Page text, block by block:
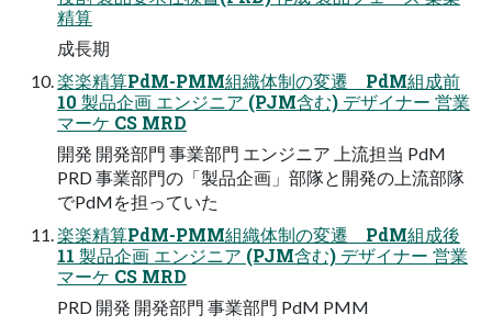
精算
成長期
楽楽精算PdM-PMM組織体制の変遷 PdM組成前
10 製品企画 エンジニア (PJM含む) デザイナー 営業
マーケ CS MRD
開発 開発部門 事業部門 エンジニア 上流担当 PdM
PRD 事業部門の「製品企画」部隊と開発の上流部隊
でPdMを担っていた
楽楽精算PdM-PMM組織体制の変遷 PdM組成後
11 製品企画 エンジニア (PJM含む) デザイナー 営業
マーケ CS MRD
PRD 開発 開発部門 事業部門 PdM PMM